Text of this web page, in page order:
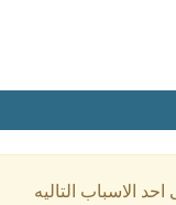
الاسباب التاليه